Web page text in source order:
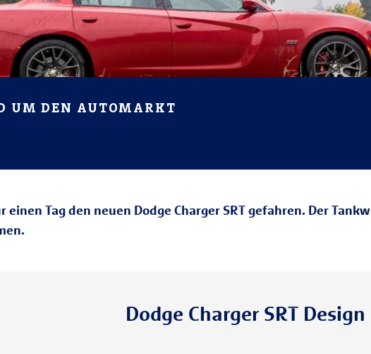
UM DEN AUTOMARKT
Tag den neuen Dodge Charger SRT gefahren. Der
Dodge Charger SRT Design